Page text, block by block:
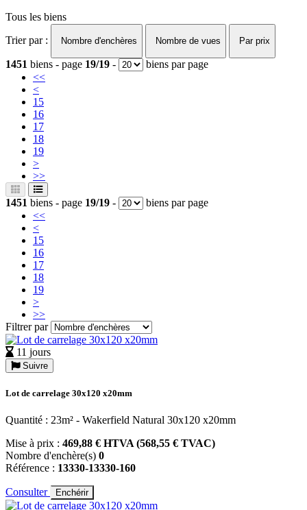
Tous les biens
Trier par :
Nombre d'enchères Nombre de vues Par prix
1451 biens - page 19/19 -
biens par page
<<
<
15
16
17
18
19
>
>>
1451 biens - page 19/19 -
biens par page
<<
<
15
16
17
18
19
>
>>
Filtrer par
11 jours
Suivre
Lot de carrelage 30x120 x20mm
Quantité : 23m² - Wakerfield Natural 30x120 x20mm
Mise à prix : 469,88 € HTVA (568,55 € TVAC)
Nombre d'enchère(s) 0
Référence : 13330-13330-160
Consulter Enchérir